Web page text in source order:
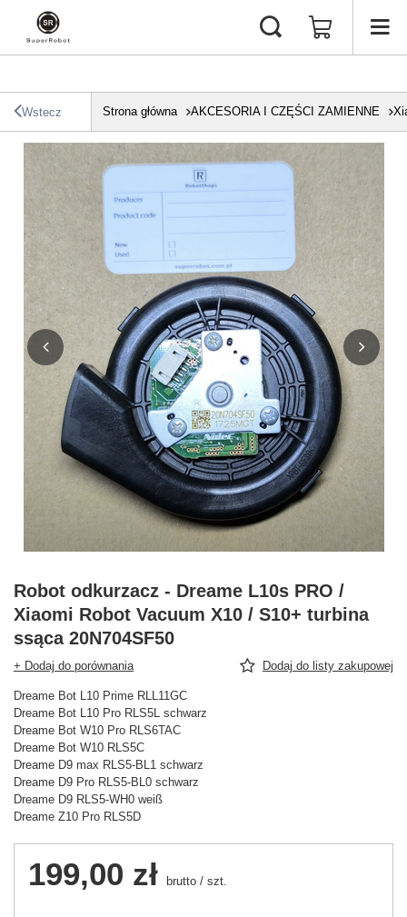
Wstecz Strona główna AKCESORIA I CZĘŚCI ZAMIENNE
Robot odkurzacz - Dreame L10s PRO /
Xiaomi Robot Vacuum X10 / S10+ turbina
ssąca 20N704SF50
+ Dodaj do porównania Dodaj do listy zakupowej
Dreame Bot L10 Prime RLL11GC
Dreame Bot L10 Pro RLS5L schwarz
Dreame Bot W10 Pro RLS6TAC
Dreame Bot W10 RLS5C
Dreame D9 max RLS5-BL1 schwarz
Dreame D9 Pro RLS5-BL0 schwarz
Dreame D9 RLS5-WH0 weiß
Dreame Z10 Pro RLS5D
199,00 zł brutto / szt.